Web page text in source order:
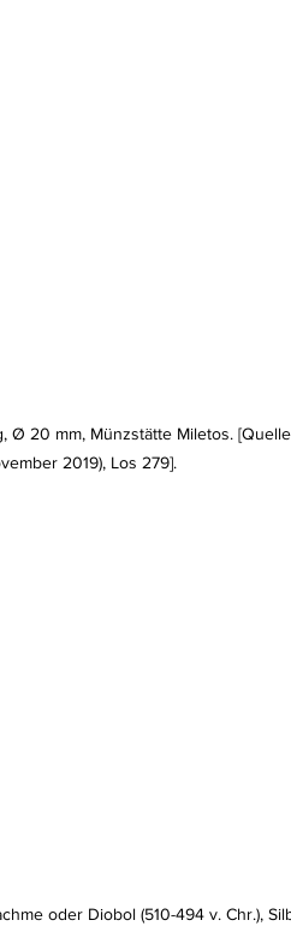
Ø 20 mm, Münzstätte Miletos.
2019), Los 279].
oder Diobol (510-494 v. Chr.),